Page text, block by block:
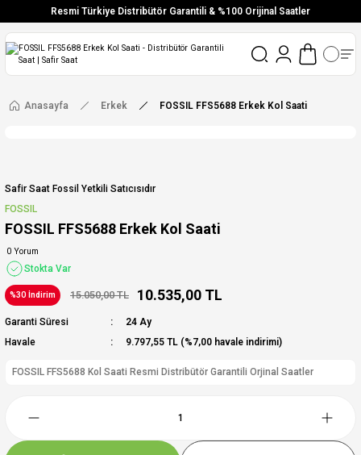
Resmi Türkiye Distribütör Garantili & %100 Orijinal Saatler
Vade Farksız 6 Taksit
Ücretsiz Kargo
Anasayfa Erkek FOSSIL FFS5688 Erkek Kol Saati
Safir Saat Fossil Yetkili Satıcısıdır
FOSSIL
FOSSIL FFS5688 Erkek Kol Saati
0 Yorum
Stokta Var
%30 İndirim 15.050,00 TL 10.535,00 TL
Garanti Süresi
24 Ay
Havale
9.797,55 TL (%7,00 havale indirimi)
FOSSIL FFS5688 Kol Saati Resmi Distribütör Garantili Orjinal Saatler